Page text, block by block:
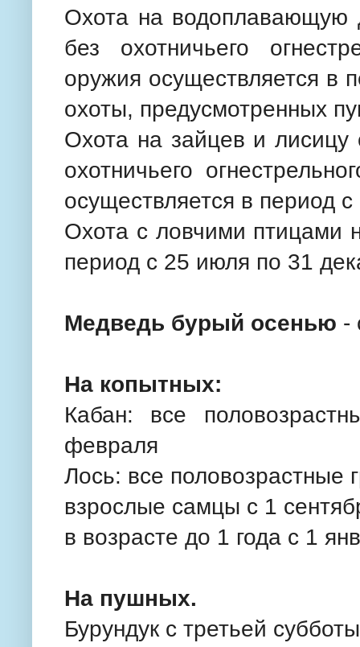
Охота на водоплавающую
без охотничьего
оружия осуществляется в
охоты, предусмотренных
Охота на зайцев и
охотничьего
осуществляется в период
Охота с ловчими птицами
период с 25 июля по 31
Медведь бурый осенью -
На копытных:
Кабан: все
февраля
Лось: все половозрастные
взрослые самцы с 1
в возрасте до 1 года с 1
На пушных.
Бурундук с третьей